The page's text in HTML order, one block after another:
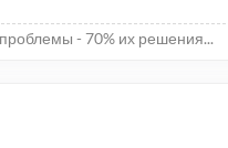
- 70% их решения...